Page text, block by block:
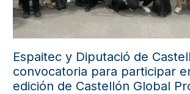
Espaitec y Diputació de
convocatoria para participar
edición de Castellón Global